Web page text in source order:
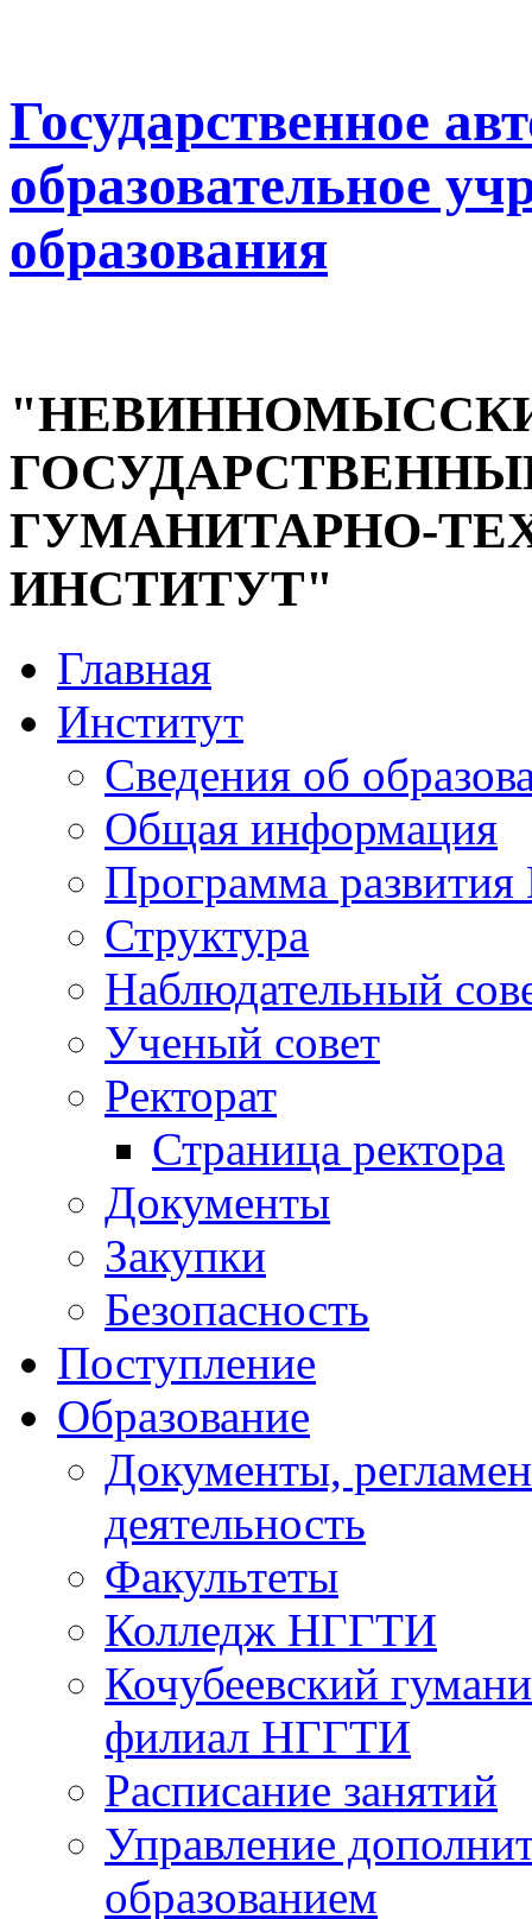
Государственное
образовательное
образования
ГУМАНИТАРНО-
ИНСТИТУТ"
Главная
Институт
Сведения об
Общая информация
Программа
Структура
Наблюдательный
Ученый совет
Ректорат
Страница ректора
Документы
Закупки
Безопасность
Поступление
Образование
Документы,
деятельность
Факультеты
Колледж НГГТИ
Кочубеевский
филиал НГГТИ
Расписание занятий
Управление
образованием